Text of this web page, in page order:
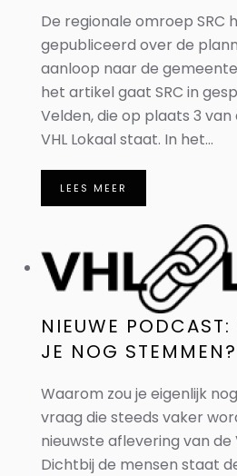
De regionale omroep SRC
gepubliceerd over de
aanloop naar de
het artikel gaat SRC in
Velden, die op plaats 3
VHL Lokaal staat. In het...
LEES MEER
NIEUWE
JE NOG STEMMEN?
Waarom zou je eigenlijk
vraag die steeds vaker
nieuwste aflevering van de
Dichtbij de mensen staat